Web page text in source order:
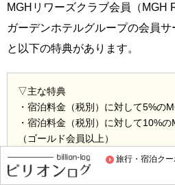
旅行・宿泊ク
MGHリワーズクラブ会員（MGH
ガーデンホテルグループの会員
と以下の特典があります。
▽主な特典
・宿泊料金（税別）に対して5%の
・宿泊料金（税別）に対して10%
（ゴールド会員以上）
・アーリーチェックイン（プラチナ
・レイトチェックアウト（プラチナ